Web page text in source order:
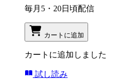
毎月5・20日頃配信
カートに追加
カートに追加しました
試し読み